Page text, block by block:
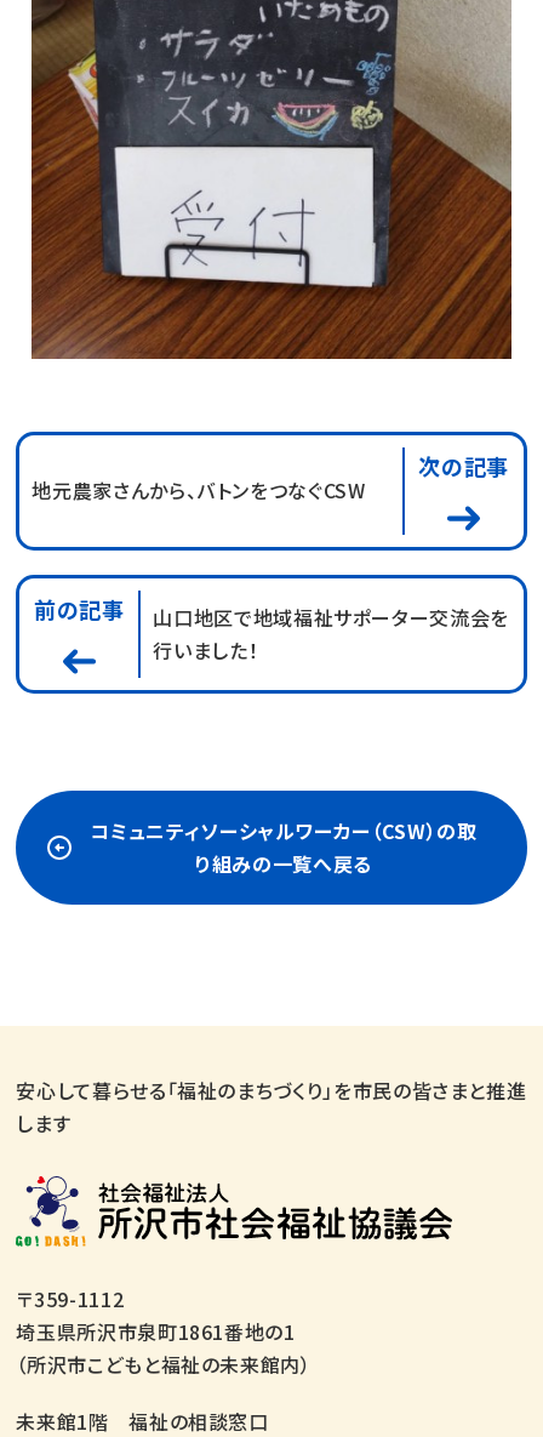
前の記事
山口地区で地域福祉サポーター交流会を
行いました！
地元農家さんから、バトンをつなぐCSW
次の記事
コミュニティソーシャルワーカー（CSW）の取
り組みの一覧へ戻る
安心して暮らせる「福祉のまちづくり」を市民の皆さまと推進
します
〒359-1112
埼玉県所沢市泉町1861番地の1
（所沢市こどもと福祉の未来館内）
未来館1階 福祉の相談窓口